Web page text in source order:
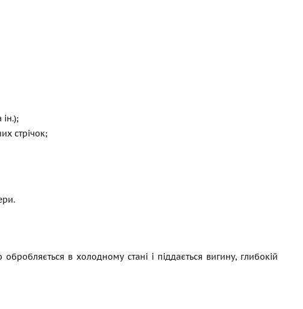
стрічок;
в холодному стані і піддається вигину, глибокій